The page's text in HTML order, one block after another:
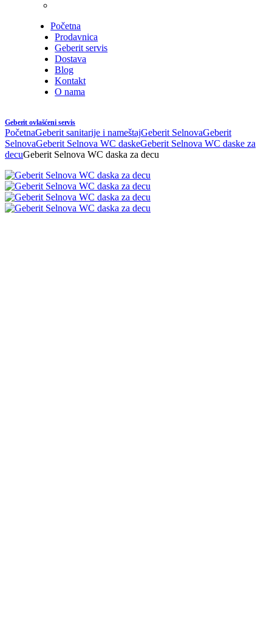
Početna
Prodavnica
Geberit servis
Dostava
Blog
Kontakt
O nama
Geberit ovlašćeni servis
PočetnaGeberit sanitarije i nameštajGeberit SelnovaGeberit
SelnovaGeberit Selnova WC daskeGeberit Selnova WC daske za
decuGeberit Selnova WC daska za decu